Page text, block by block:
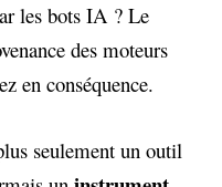
les bots IA ? Le
des moteurs
en conséquence.
seulement un outil